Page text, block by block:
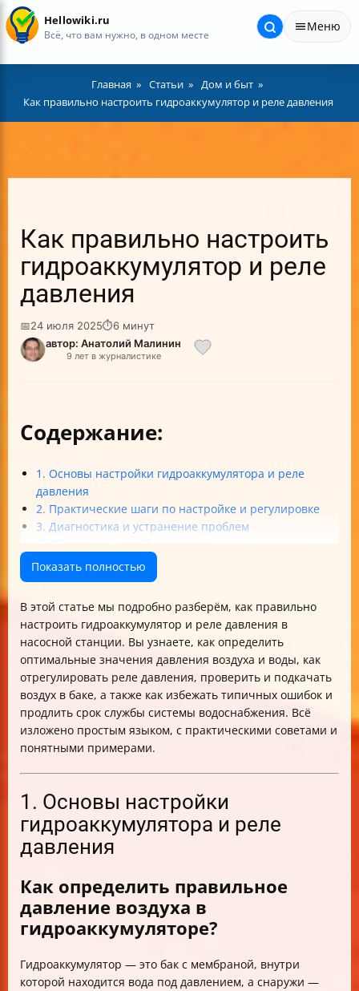
Hellowiki.ru
Всё, что вам нужно, в одном месте
Меню
Главная Статьи
Дом и быт
Как правильно настроить гидроаккумулятор и реле давления
Как правильно настроить
гидроаккумулятор и реле
давления
📅24 июля 2025⏱6 минут
автор: Анатолий Малинин
9 лет в журналистике
Содержание:
1. Основы настройки гидроаккумулятора и реле
давления
2. Практические шаги по настройке и регулировке
3. Диагностика и устранение проблем
Итог: основные правила настройки
гидроаккумулятора и реле давления
Показать полностью
В этой статье мы подробно разберём, как правильно
настроить гидроаккумулятор и реле давления в
насосной станции. Вы узнаете, как определить
оптимальные значения давления воздуха и воды, как
отрегулировать реле давления, проверить и подкачать
воздух в баке, а также как избежать типичных ошибок и
продлить срок службы системы водоснабжения. Всё
изложено простым языком, с практическими советами и
понятными примерами.
1. Основы настройки
гидроаккумулятора и реле
давления
Как определить правильное
давление воздуха в
гидроаккумуляторе?
Гидроаккумулятор — это бак с мембраной, внутри
которой находится вода под давлением, а снаружи —